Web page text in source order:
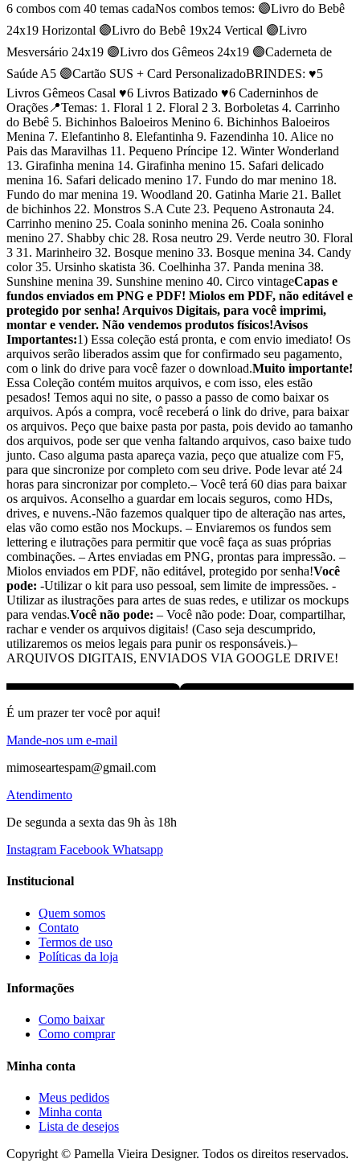
6 combos com 40 temas cadaNos combos temos: 🟣Livro do Bebê
24x19 Horizontal 🟣Livro do Bebê 19x24 Vertical 🟣Livro
Mesversário 24x19 🟣Livro dos Gêmeos 24x19 🟣Caderneta de
Saúde A5 🟣Cartão SUS + Card PersonalizadoBRINDES: ♥️5
Livros Gêmeos Casal ♥️6 Livros Batizado ♥️6 Caderninhos de
Orações📍Temas: 1. Floral 1 2. Floral 2 3. Borboletas 4. Carrinho
do Bebê 5. Bichinhos Baloeiros Menino 6. Bichinhos Baloeiros
Menina 7. Elefantinho 8. Elefantinha 9. Fazendinha 10. Alice no
Pais das Maravilhas 11. Pequeno Príncipe 12. Winter Wonderland
13. Girafinha menina 14. Girafinha menino 15. Safari delicado
menina 16. Safari delicado menino 17. Fundo do mar menino 18.
Fundo do mar menina 19. Woodland 20. Gatinha Marie 21. Ballet
de bichinhos 22. Monstros S.A Cute 23. Pequeno Astronauta 24.
Carrinho menino 25. Coala soninho menina 26. Coala soninho
menino 27. Shabby chic 28. Rosa neutro 29. Verde neutro 30. Floral
3 31. Marinheiro 32. Bosque menino 33. Bosque menina 34. Candy
color 35. Ursinho skatista 36. Coelhinha 37. Panda menina 38.
Sunshine menina 39. Sunshine menino 40. Circo vintageCapas e
fundos enviados em PNG e PDF! Miolos em PDF, não editável e
protegido por senha! Arquivos Digitais, para você imprimi,
montar e vender. Não vendemos produtos físicos!Avisos
Importantes:1) Essa coleção está pronta, e com envio imediato! Os
arquivos serão liberados assim que for confirmado seu pagamento,
com o link do drive para você fazer o download.Muito importante!
Essa Coleção contém muitos arquivos, e com isso, eles estão
pesados! Temos aqui no site, o passo a passo de como baixar os
arquivos. Após a compra, você receberá o link do drive, para baixar
os arquivos. Peço que baixe pasta por pasta, pois devido ao tamanho
dos arquivos, pode ser que venha faltando arquivos, caso baixe tudo
junto. Caso alguma pasta apareça vazia, peço que atualize com F5,
para que sincronize por completo com seu drive. Pode levar até 24
horas para sincronizar por completo.– Você terá 60 dias para baixar
os arquivos. Aconselho a guardar em locais seguros, como HDs,
drives, e nuvens.-Não fazemos qualquer tipo de alteração nas artes,
elas vão como estão nos Mockups. – Enviaremos os fundos sem
lettering e ilutrações para permitir que você faça as suas próprias
combinações. – Artes enviadas em PNG, prontas para impressão. –
Miolos enviados em PDF, não editável, protegido por senha!Você
pode: -Utilizar o kit para uso pessoal, sem limite de impressões. -
Utilizar as ilustrações para artes de suas redes, e utilizar os mockups
para vendas.Você não pode: – Você não pode: Doar, compartilhar,
rachar e vender os arquivos digitais! (Caso seja descumprido,
utilizaremos os meios legais para punir os responsáveis.)–
ARQUIVOS DIGITAIS, ENVIADOS VIA GOOGLE DRIVE!
É um prazer ter você por aqui!
Mande-nos um e-mail
mimoseartespam@gmail.com
Atendimento
De segunda a sexta das 9h às 18h
Instagram Facebook Whatsapp
Institucional
Quem somos
Contato
Termos de uso
Políticas da loja
Informações
Como baixar
Como comprar
Minha conta
Meus pedidos
Minha conta
Lista de desejos
Copyright © Pamella Vieira Designer. Todos os direitos reservados.